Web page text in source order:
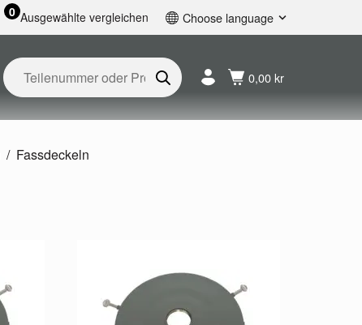
0 Ausgewählte vergleichen Choose language
Français
Nederlands
0,00 kr
Fassdeckeln